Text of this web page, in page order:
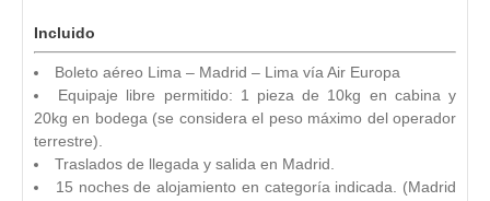
Incluido
Boleto aéreo Lima – Madrid – Lima vía Air Europa
Equipaje libre permitido: 1 pieza de 10kg en cabina y
20kg en bodega (se considera el peso máximo del operador
terrestre).
Traslados de llegada y salida en Madrid.
15 noches de alojamiento en categoría indicada. (Madrid